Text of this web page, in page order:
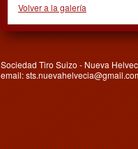
Volver a la galería
Sociedad Tiro Suizo - Nueva
email: